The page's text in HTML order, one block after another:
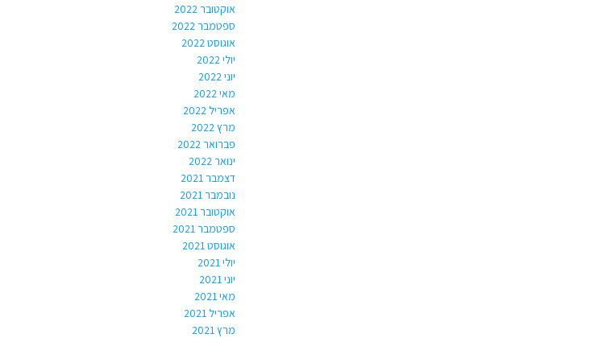
אוקטובר 2022
ספטמבר 2022
אוגוסט 2022
יולי 2022
יוני 2022
מאי 2022
אפריל 2022
מרץ 2022
פברואר 2022
ינואר 2022
דצמבר 2021
נובמבר 2021
אוקטובר 2021
ספטמבר 2021
אוגוסט 2021
יולי 2021
יוני 2021
מאי 2021
אפריל 2021
מרץ 2021